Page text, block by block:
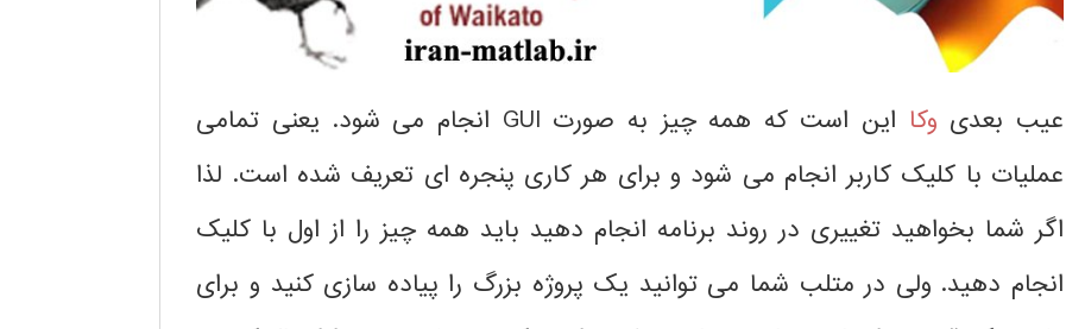
عیب بعدی وکا
این است که همه چیز به صورت GUI انجام می شود. یعنی تمامی
عملیات با کلیک کاربر انجام می شود و برای هر کاری پنجره ای تعریف شده است. لذا
اگر شما بخواهید تغییری در روند برنامه انجام دهید باید همه چیز را از اول با کلیک
انجام دهید. ولی در متلب شما می توانید یک پروژه بزرگ را پیاده سازی کنید و برای